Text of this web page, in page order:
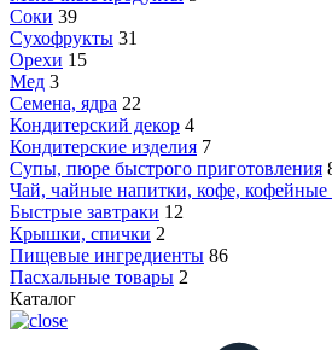
Соки 39
Сухофрукты 31
Орехи 15
Мед 3
Семена, ядра 22
Кондитерский декор 4
Кондитерские изделия 7
Супы, пюре быстрого приготовления
Чай, чайные напитки, кофе, кофейные
Быстрые завтраки 12
Крышки, спички 2
Пищевые ингредиенты 86
Пасхальные товары 2
Каталог